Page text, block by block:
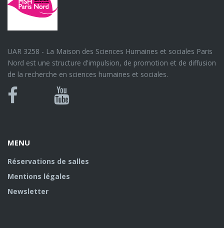
UAR 3258 - La Maison des Sciences Humaines et sociales Paris
Nord est une structure d'impulsion, de promotion et de diffusion
de la recherche en sciences humaines et sociales.
Bluesky
Canal
MENU
Réservations de salles
Mentions légales
Newsletter